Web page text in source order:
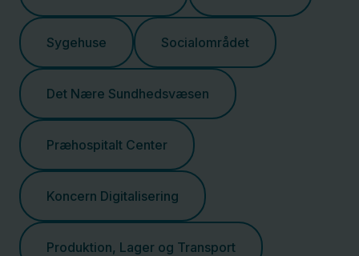
Sygehuse Socialområdet
Det Nære Sundhedsvæsen
Præhospitalt Center
Koncern Digitalisering
Produktion, Lager og Transport